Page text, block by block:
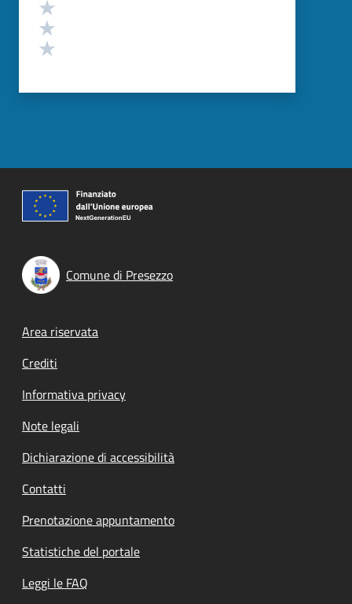
Comune di Presezzo
Footer menu
Area riservata
Crediti
Informativa privacy
Note legali
Dichiarazione di accessibilità
Contatti
Prenotazione appuntamento
Statistiche del portale
Leggi le FAQ